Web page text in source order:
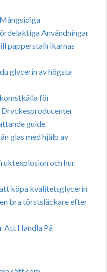
Användningar
papperstallrikarnas
glycerin av högsta
för
guide
glas med hjälp av
och hur
köpa kvalitetsglycerin
bra törstsläckare efter
Att Handla På